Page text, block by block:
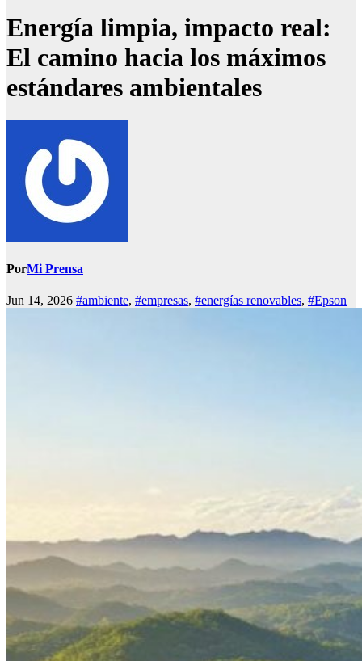
Energía limpia, impacto real:
El camino hacia los máximos
estándares ambientales
PorMi Prensa
Jun 14, 2026 #ambiente, #empresas, #energías renovables, #Epson